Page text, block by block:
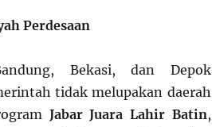
Perdesaan
Bekasi, dan Depok
tidak melupakan daerah
Jabar Juara Lahir Batin,